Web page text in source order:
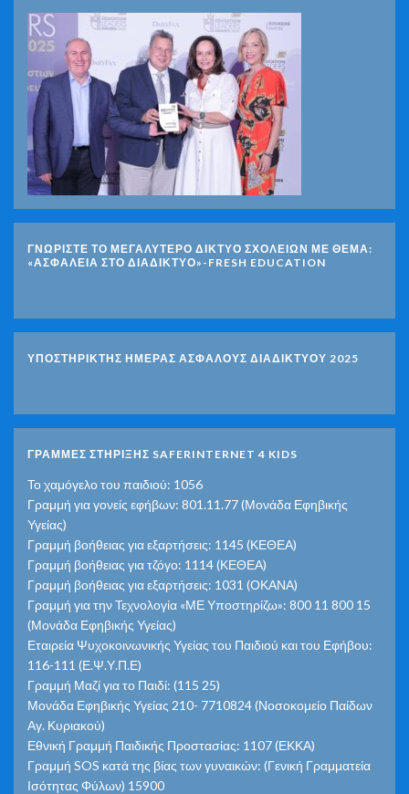
ΓΝΩΡΊΣΤΕ ΤΟ ΜΕΓΑΛΎΤΕΡΟ ΔΊΚΤΥΟ ΣΧΟΛΕΊΩΝ ΜΕ ΘΈΜΑ:
«ΑΣΦΆΛΕΙΑ ΣΤΟ ΔΙΑΔΊΚΤΥΟ»-FRESH EDUCATION
ΥΠΟΣΤΗΡΙΚΤΗΣ ΗΜΕΡΑΣ ΑΣΦΑΛΟΥΣ ΔΙΑΔΙΚΤΥΟΥ 2025
ΓΡΑΜΜΕΣ ΣΤΗΡΙΞΗΣ SAFERINTERNET 4 KIDS
Το χαμόγελο του παιδιού: 1056
Γραμμή για γονείς εφήβων: 801.11.77 (Μονάδα Εφηβικής
Υγείας)
Γραμμή βοήθειας για εξαρτήσεις: 1145 (ΚΕΘΕΑ)
Γραμμή βοήθειας για τζόγο: 1114 (ΚΕΘΕΑ)
Γραμμή βοήθειας για εξαρτήσεις: 1031 (ΟΚΑΝΑ)
Γραμμή για την Τεχνολογία «ΜΕ Υποστηρίζω»: 800 11 800 15
(Μονάδα Εφηβικής Υγείας)
Εταιρεία Ψυχοκοινωνικής Υγείας του Παιδιού και του Εφήβου:
116-111 (Ε.Ψ.Υ.Π.Ε)
Γραμμή Μαζί για το Παιδί: (115 25)
Μονάδα Εφηβικής Υγείας 210- 7710824 (Νοσοκομείο Παίδων
Αγ. Κυριακού)
Εθνική Γραμμή Παιδικής Προστασίας: 1107 (ΕΚΚΑ)
Γραμμή SOS κατά της βίας των γυναικών: (Γενική Γραμματεία
Ισότητας Φύλων) 15900